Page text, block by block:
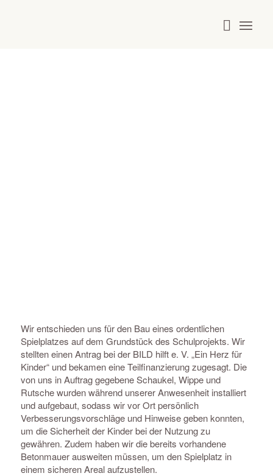
Wir entschieden uns für den Bau eines ordentlichen
Spielplatzes auf dem Grundstück des Schulprojekts. Wir
stellten einen Antrag bei der BILD hilft e. V. „Ein Herz für
Kinder“ und bekamen eine Teilfinanzierung zugesagt. Die
von uns in Auftrag gegebene Schaukel, Wippe und
Rutsche wurden während unserer Anwesenheit installiert
und aufgebaut, sodass wir vor Ort persönlich
Verbesserungsvorschläge und Hinweise geben konnten,
um die Sicherheit der Kinder bei der Nutzung zu
gewähren. Zudem haben wir die bereits vorhandene
Betonmauer ausweiten müssen, um den Spielplatz in
einem sicheren Areal aufzustellen.